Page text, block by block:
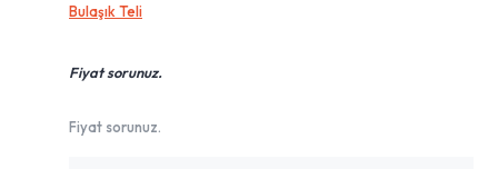
Bulaşık Teli
Fiyat sorunuz.
Fiyat sorunuz.